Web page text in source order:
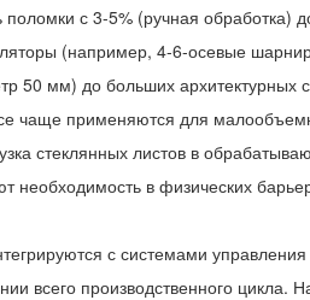
с 3-5% (ручная обработка)
(например, 4-6-осевые
50 мм) до больших
чаще применяются для
стеклянных листов в
необходимость в физических
с системами
всего производственного